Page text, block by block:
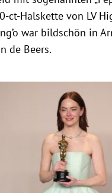
ct-Halskette von LV
war bildschön in
de Beers.